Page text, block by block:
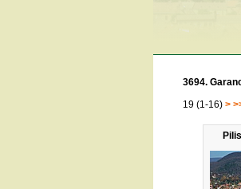
3694.
19 (1-16) >